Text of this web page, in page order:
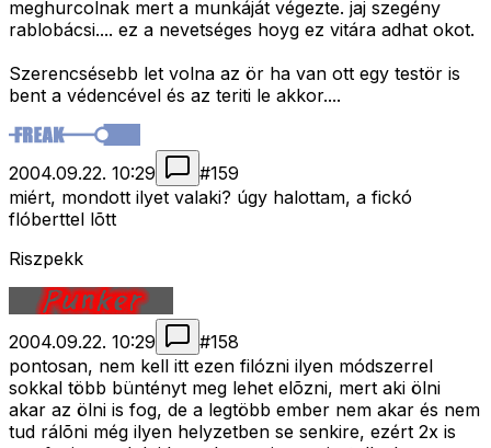
meghurcolnak mert a munkáját végezte. jaj szegény
rablobácsi.... ez a nevetséges hoyg ez vitára adhat okot.
Szerencsésebb let volna az ör ha van ott egy testör is
bent a védencével és az teriti le akkor....
2004.09.22. 10:29 #159
miért, mondott ilyet valaki? úgy halottam, a fickó
flóberttel lõtt
Riszpekk
2004.09.22. 10:29 #158
pontosan, nem kell itt ezen filózni ilyen módszerrel
sokkal több büntényt meg lehet elõzni, mert aki ölni
akar az ölni is fog, de a legtöbb ember nem akar és nem
tud rálõni még ilyen helyzetben se senkire, ezért 2x is